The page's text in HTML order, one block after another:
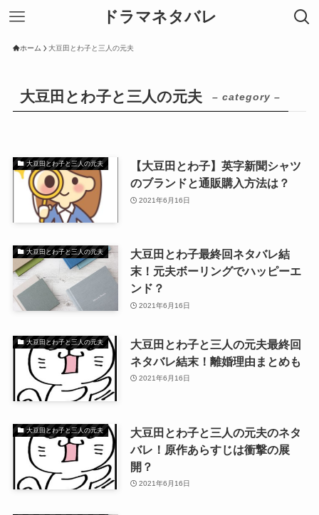
ドラマネタバレ
ホーム 大豆田とわ子と三人の元夫
大豆田とわ子と三人の元夫 – category –
大豆田とわ子と三人の元夫
【大豆田とわ子】英字新聞シャツ
のブランドと通販購入方法は？
2021年6月16日
大豆田とわ子と三人の元夫
大豆田とわ子最終回ネタバレ結
末！元夫ボーリングでハッピーエ
ンド？
2021年6月16日
大豆田とわ子と三人の元夫
大豆田とわ子と三人の元夫最終回
ネタバレ結末！離婚理由まとめも
2021年6月16日
大豆田とわ子と三人の元夫
大豆田とわ子と三人の元夫のネタ
バレ！原作あらすじは衝撃の展
開？
2021年6月16日